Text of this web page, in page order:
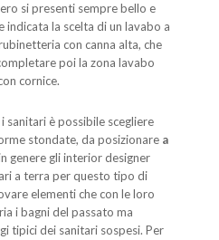
si presenti sempre bello e
indicata la scelta di un lavabo a
con canna alta, che
poi la zona lavabo
cornice.
sanitari è possibile scegliere
stondate, da posizionare a
genere gli interior designer
a terra per questo tipo di
elementi che con le loro
i bagni del passato ma
tipici dei sanitari sospesi. Per